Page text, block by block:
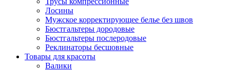
Лосины
Мужское корректирующее белье без швов
Бюстгальтеры дородовые
Бюстгальтеры послеродовые
Реклинаторы бесшовные
Товары для красоты
Валики